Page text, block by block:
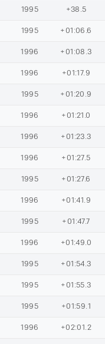
1995 +38.5
1995 +01:06.6
1996 +01:08.3
1996 +01:17.9
1995 +01:20.9
1996 +01:21.0
1996 +01:23.3
1996 +01:27.5
1995 +01:27.6
1996 +01:41.9
1995 +01:47.7
1996 +01:49.0
1995 +01:54.3
1995 +01:55.3
1995 +01:59.1
1996 +02:01.2